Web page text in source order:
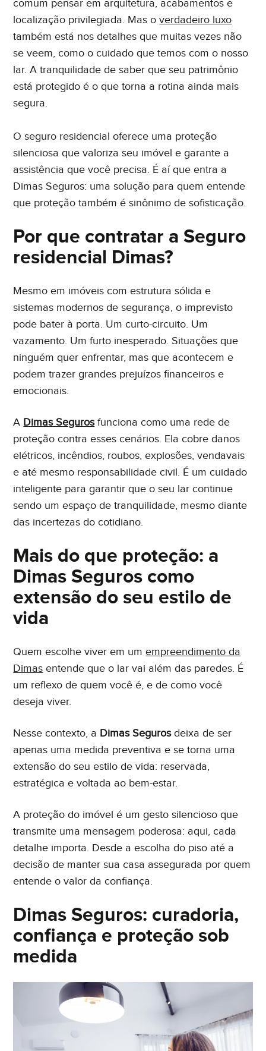
Eu concordo em receber comunicações. Ao informar
meus dados, eu concordo com a
comum pensar em arquitetura, acabamentos e
localização privilegiada. Mas overdadeiro luxo
também está nos detalhes que muitas vezes não
se veem, como o cuidado que temos com o nosso
lar. A tranquilidade de saber que seu patrimônio
está protegido é o que torna a rotina ainda mais
segura.
O seguro residencial oferece uma proteção
silenciosa que valoriza seu imóvel e garante a
assistência que você precisa. É aí que entra a
Dimas Seguros: uma solução para quem entende
que proteção também é sinônimo de sofisticação.
Por que contratar a Seguro
residencial Dimas?
Mesmo em imóveis com estrutura sólida e
sistemas modernos de segurança, o imprevisto
pode bater à porta. Um curto-circuito. Um
vazamento. Um furto inesperado. Situações que
ninguém quer enfrentar, mas que acontecem e
podem trazer grandes prejuízos financeiros e
emocionais.
A Dimas Segurosfunciona como uma rede de
proteção contra esses cenários. Ela cobre danos
elétricos, incêndios, roubos, explosões, vendavais
e até mesmo responsabilidade civil. É um cuidado
inteligente para garantir que o seu lar continue
sendo um espaço de tranquilidade, mesmo diante
das incertezas do cotidiano.
Mais do que proteção: a
Dimas Seguros como
extensão do seu estilo de
vida
Quem escolhe viver em umempreendimento da
Dimas entende que o lar vai além das paredes. É
um reflexo de quem você é, e de como você
deseja viver.
Nesse contexto, a Dimas Segurosdeixa de ser
apenas uma medida preventiva e se torna uma
extensão do seu estilo de vida: reservada,
estratégica e voltada ao bem-estar.
A proteção do imóvel é um gesto silencioso que
transmite uma mensagem poderosa: aqui, cada
detalhe importa. Desde a escolha do piso até a
decisão de manter sua casa assegurada por quem
entende o valor da confiança.
Dimas Seguros: curadoria,
confiança e proteção sob
medida